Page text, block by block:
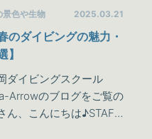
景色や生物 2025.03.21
春のダイビングの魅力・
】
ダイビングスクール
Arrowのブログをご覧の
ん、こんにちは♪STAFF